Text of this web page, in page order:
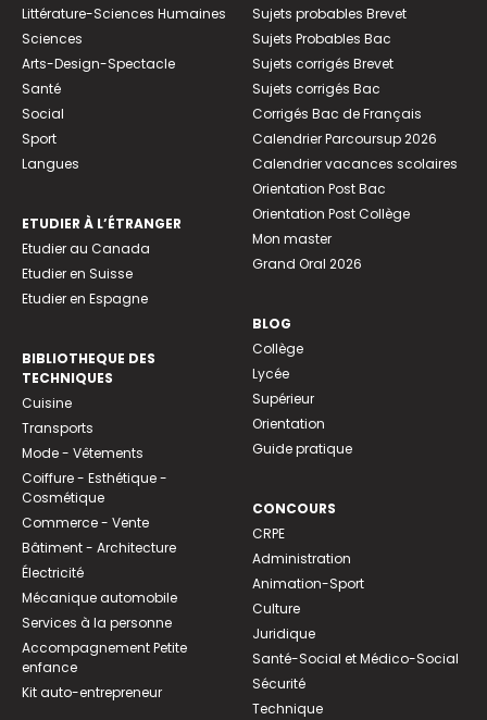
Littérature-Sciences Humaines
Sciences
Arts-Design-Spectacle
Santé
Social
Sport
Langues
ETUDIER À L’ÉTRANGER
Etudier au Canada
Etudier en Suisse
Etudier en Espagne
BIBLIOTHEQUE DES
TECHNIQUES
Cuisine
Transports
Mode - Vêtements
Coiffure - Esthétique -
Cosmétique
Commerce - Vente
Bâtiment - Architecture
Électricité
Mécanique automobile
Services à la personne
Accompagnement Petite
enfance
Kit auto-entrepreneur
Sujets probables Brevet
Sujets Probables Bac
Sujets corrigés Brevet
Sujets corrigés Bac
Corrigés Bac de Français
Calendrier Parcoursup 2026
Calendrier vacances scolaires
Orientation Post Bac
Orientation Post Collège
Mon master
Grand Oral 2026
BLOG
Collège
Lycée
Supérieur
Orientation
Guide pratique
CONCOURS
CRPE
Administration
Animation-Sport
Culture
Juridique
Santé-Social et Médico-Social
Sécurité
Technique